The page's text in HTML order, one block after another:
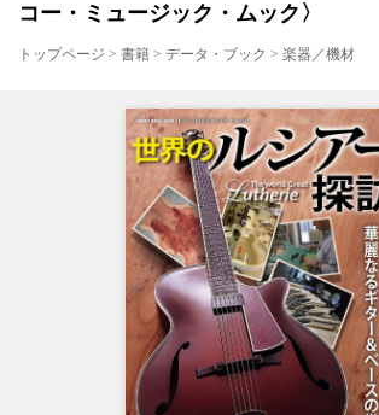
コー・ミュージック・ムック〉
トップページ > 書籍 > データ・ブック > 楽器／機材